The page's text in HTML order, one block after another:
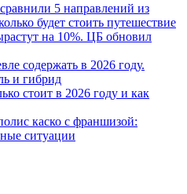
5 направлений из
будет стоить путешествие
на 10%. ЦБ обновил
содержать в 2026 году.
и гибрид
стоит в 2026 году и как
каско с франшизой:
ситуации